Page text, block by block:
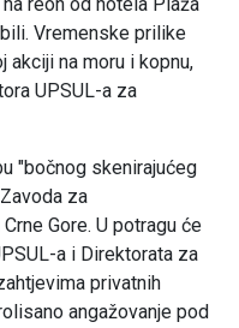
reon od hotela Plaža
Vremenske prilike
akciji na moru i kopnu,
UPSUL-a za
"bočnog skenirajućeg
za
Gore. U potragu će
a i Direktorata za
privatnih
angažovanje pod